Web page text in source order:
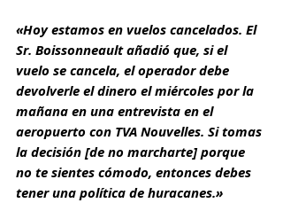
«Hoy estamos en vuelos cancelados. El
Sr. Boissonneault añadió que, si el
vuelo se cancela, el operador debe
devolverle el dinero el miércoles por la
mañana en una entrevista en el
aeropuerto con TVA Nouvelles. Si tomas
la decisión [de no marcharte] porque
no te sientes cómodo, entonces debes
tener una política de huracanes.»